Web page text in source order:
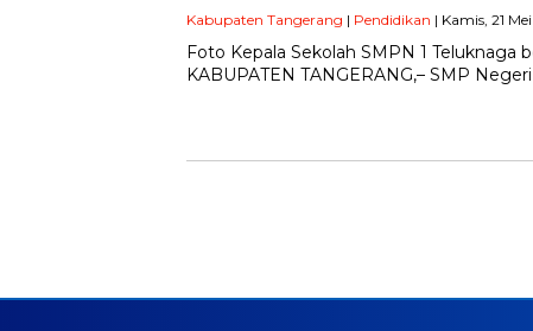
Kabupaten Tangerang | Pendidikan | Kamis, 21
Foto Kepala Sekolah SMPN 1
KABUPATEN TANGERANG,– SMP